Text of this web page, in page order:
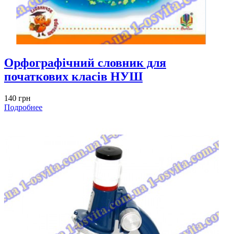
Орфографічний словник для
початкових класів НУШ
140 грн
Подробнее